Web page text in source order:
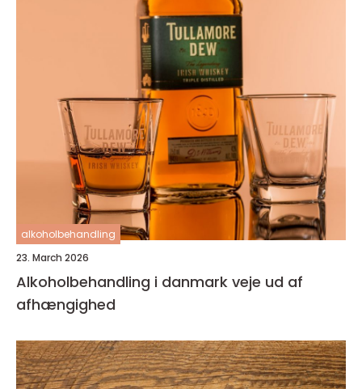
alkoholbehandling
23. March 2026
Alkoholbehandling i danmark veje ud af
afhængighed